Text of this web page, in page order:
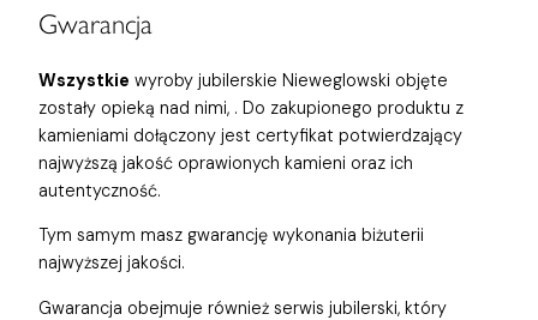
Gwarancja
Wszystkie wyroby jubilerskie Nieweglowski objęte
zostały opieką nad nimi, . Do zakupionego produktu z
kamieniami dołączony jest certyfikat potwierdzający
najwyższą jakość oprawionych kamieni oraz ich
autentyczność.
Tym samym masz gwarancję wykonania biżuterii
najwyższej jakości.
Gwarancja obejmuje również serwis jubilerski, który